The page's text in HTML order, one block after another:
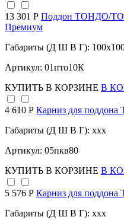
13 301 Р Поддон ТОНДО/
Премиум
Габариты (Д Ш В Г):
Артикул: 01пто10К
КУПИТЬ В КОРЗИНЕ В
4 610 Р Карниз для поддона
Габариты (Д Ш В Г): xxx
Артикул: 05пкв80
КУПИТЬ В КОРЗИНЕ В
5 576 Р Карниз для поддона
Габариты (Д Ш В Г): xxx